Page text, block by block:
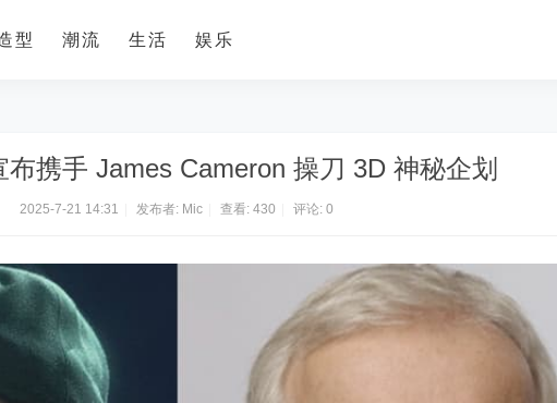
型 潮流 生活 娱乐
布携手 James Cameron 操刀 3D 神秘企划
2025-7-21 14:31 发布者: Mic 查看: 430 评论: 0